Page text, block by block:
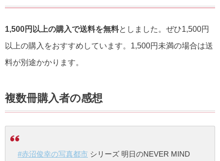
1,500円以上の購入で送料を無料としました。ぜひ1,500円
以上の購入をおすすめしています。1,500円未満の場合は送
料が別途かかります。
複数冊購入者の感想
#赤沼俊幸の写真都市 シリーズ 明日のNEVER MIND